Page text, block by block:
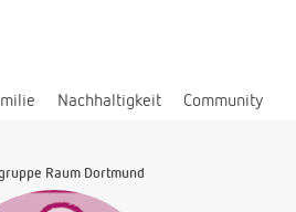
Nachhaltigkeit Community
Raum Dortmund